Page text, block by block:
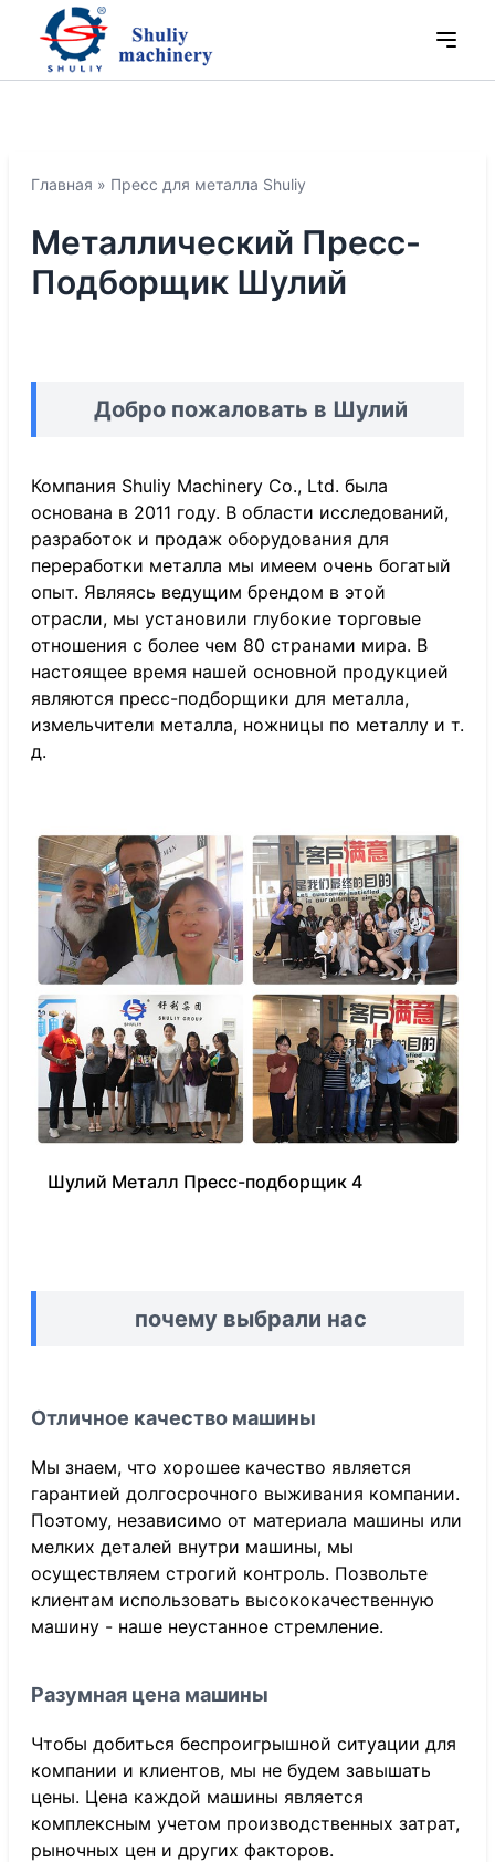
Главная » Пресс для металла Shuliy
Металлический Пресс-
Подборщик Шулий
Добро пожаловать в Шулий
Компания Shuliy Machinery Co., Ltd. была
основана в 2011 году. В области исследований,
разработок и продаж оборудования для
переработки металла мы имеем очень богатый
опыт. Являясь ведущим брендом в этой
отрасли, мы установили глубокие торговые
отношения с более чем 80 странами мира. В
настоящее время нашей основной продукцией
являются пресс-подборщики для металла,
измельчители металла, ножницы по металлу и т.
д.
Шулий Металл Пресс-подборщик 4
почему выбрали нас
Отличное качество машины
Мы знаем, что хорошее качество является
гарантией долгосрочного выживания компании.
Поэтому, независимо от материала машины или
мелких деталей внутри машины, мы
осуществляем строгий контроль. Позвольте
клиентам использовать высококачественную
машину - наше неустанное стремление.
Разумная цена машины
Чтобы добиться беспроигрышной ситуации для
компании и клиентов, мы не будем завышать
цены. Цена каждой машины является
комплексным учетом производственных затрат,
рыночных цен и других факторов.